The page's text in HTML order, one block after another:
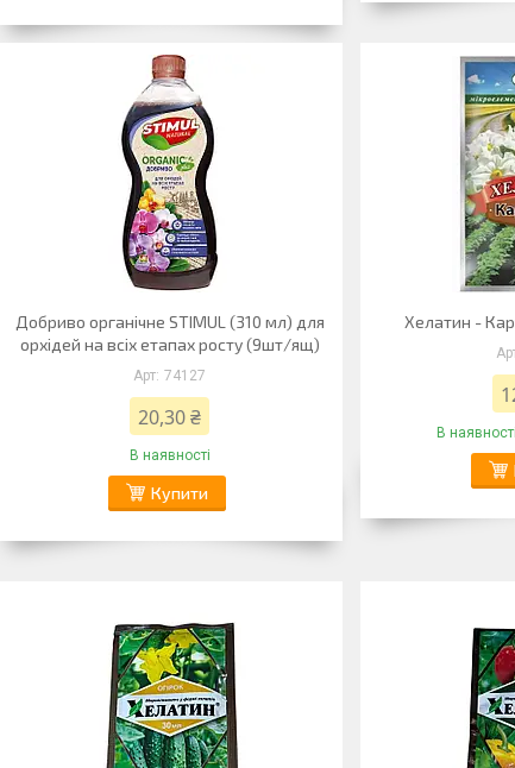
Добриво органічне STIMUL (310 мл) для
орхідей на всіх етапах росту (9шт/ящ)
74127
20,30 ₴
В наявності
Купити
Хелатин -
В наявності